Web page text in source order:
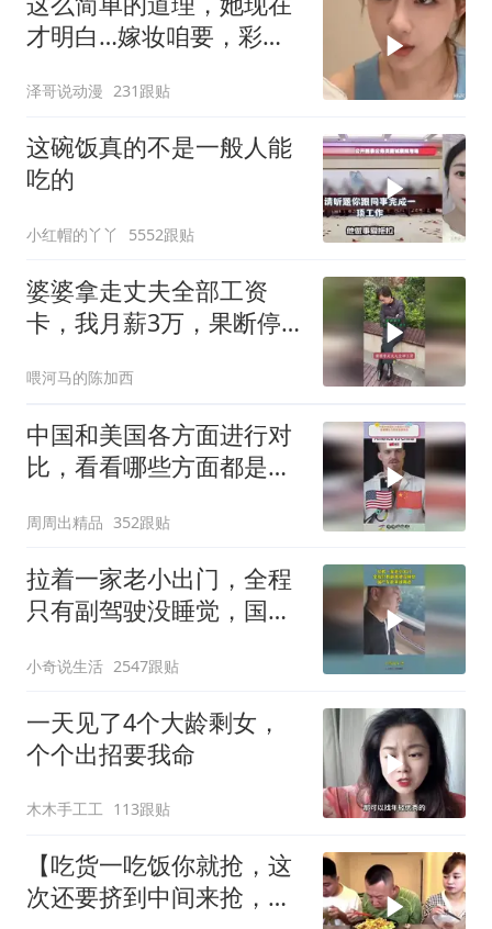
才明白…嫁妆咱要，彩礼
泽哥说动漫 231跟贴
这碗饭真的不是一般人能
吃的
小红帽的丫丫 5552跟贴
婆婆拿走丈夫全部工资
卡，我月薪3万，果断停
喂河马的陈加西
中国和美国各方面进行对
比，看看哪些方面都是谁
周周出精品 352跟贴
拉着一家老小出门，全程
只有副驾驶没睡觉，国产
小奇说生活 2547跟贴
一天见了4个大龄剩女，
个个出招要我命
木木手工工 113跟贴
【吃货一吃饭你就抢，这
次还要挤到中间来抢，我